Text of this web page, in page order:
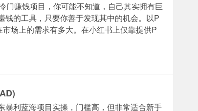
门赚钱项目，你可能不知道，自己其实拥有巨
钱的工具，只要你善于发现其中的机会。以P
场上的需求有多大。在小红书上仅靠提供P
暴利蓝海项目实操，门槛高，但非常适合新手